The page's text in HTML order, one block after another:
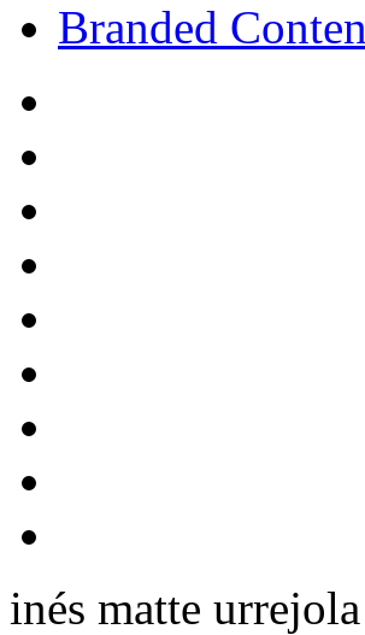
Branded
inés matte